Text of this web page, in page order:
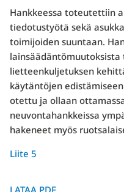
Hankkeessa toteutettiin
tiedotustyötä sekä
toimijoiden suuntaan.
lietteenkuljetuksen
käytäntöjen
otettu ja ollaan
neuvontahankkeissa
hakeneet myös
Liite 5